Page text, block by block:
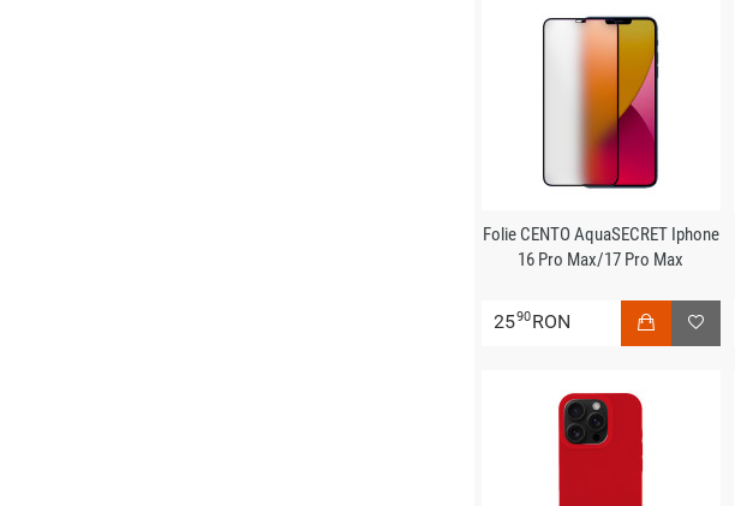
Folie CENTO AquaSECRET Iphone
16 Pro Max/17 Pro Max
2590RON